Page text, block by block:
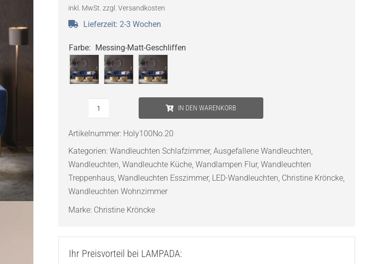
inkl. MwSt. zzgl. Versandkosten
Lieferzeit: 2-3 Wochen
Farbe: Messing-Matt-Geschliffen
Ø
100
LED-
Wandleuchte
Menge
IN DEN WARENKORB
Artikelnummer: Holy100No.20
Kategorien: Wandleuchten Schlafzimmer, Ausgefallene Wandleuchten,
Wandleuchten, Wandleuchte Küche, Wandlampen Flur, Wandleuchten
Treppenhaus, Wandleuchten Esszimmer, LED-Wandleuchten, Christine Kröncke,
Wandleuchten Wohnzimmer
Marke: Christine Kröncke
Ihr Preisvorteil bei LAMPADA: